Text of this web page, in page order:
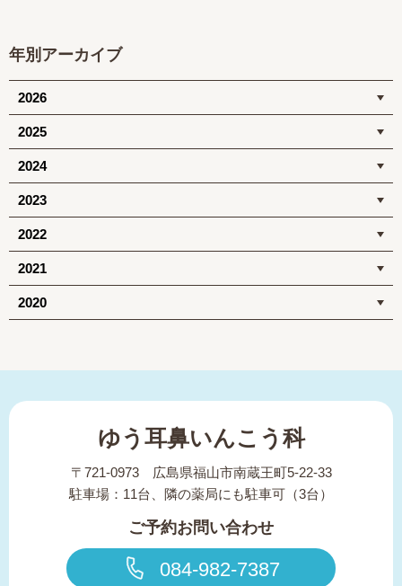
年別アーカイブ
2026
2025
2024
2023
2022
2021
2020
ゆう耳鼻いんこう科
〒721-0973 広島県福山市南蔵王町5-22-33
駐車場：11台、隣の薬局にも駐車可（3台）
ご予約お問い合わせ
084-982-7387